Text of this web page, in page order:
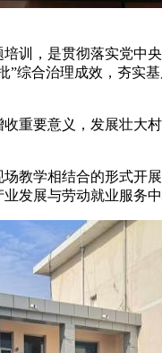
，是贯彻落实党中
”综合治理成效，夯实
要意义，发展壮大
学相结合的形式开
发展与劳动就业服务